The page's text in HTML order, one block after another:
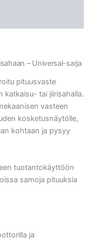
– Universal-sarja
pituusvaste
katkaisu- tai jiirisahalla.
vasteen
kosketusnäytölle,
kohtaan ja pysyy
tuotantokäyttöön
samoja pituuksia
ja